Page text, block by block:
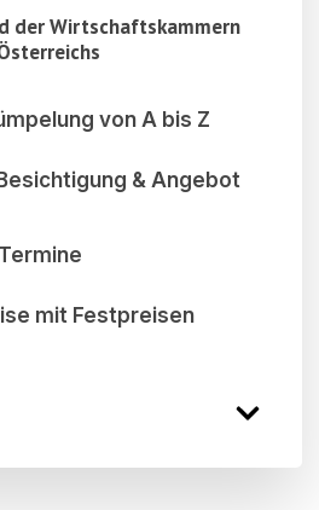
der Wirtschaftskammern
von A bis Z
& Angebot
mit Festpreisen